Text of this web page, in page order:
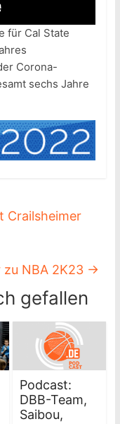
für Cal State
Corona-
sechs Jahre
Crailsheimer
zu NBA 2K23 →
gefallen
Podcast:
DBB-Team,
Saibou,